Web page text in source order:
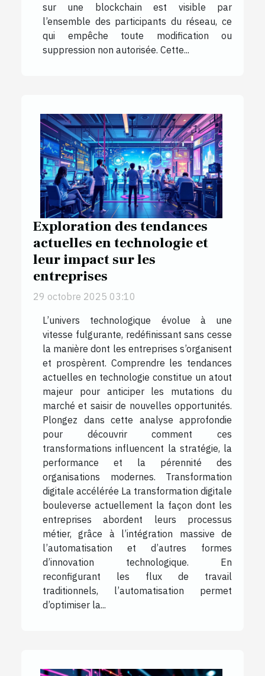
sur une blockchain est visible par
l’ensemble des participants du réseau, ce
qui empêche toute modification ou
suppression non autorisée. Cette...
Exploration des tendances
actuelles en technologie et
leur impact sur les
entreprises
29 octobre 2025 03:10
L’univers technologique évolue à une
vitesse fulgurante, redéfinissant sans cesse
la manière dont les entreprises s’organisent
et prospèrent. Comprendre les tendances
actuelles en technologie constitue un atout
majeur pour anticiper les mutations du
marché et saisir de nouvelles opportunités.
Plongez dans cette analyse approfondie
pour découvrir comment ces
transformations influencent la stratégie, la
performance et la pérennité des
organisations modernes. Transformation
digitale accélérée La transformation digitale
bouleverse actuellement la façon dont les
entreprises abordent leurs processus
métier, grâce à l’intégration massive de
l’automatisation et d’autres formes
d’innovation technologique. En
reconfigurant les flux de travail
traditionnels, l’automatisation permet
d’optimiser la...